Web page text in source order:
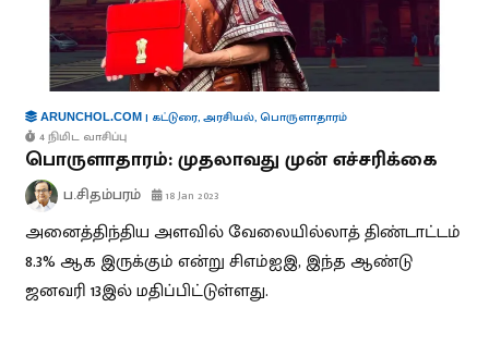
ARUNCHOL.COM | கட்டுரை,அரசியல்,பொருளாதாரம்
4 நிமிட வாசிப்பு
பொருளாதாரம்: முதலாவது முன் எச்சரிக்கை
ப.சிதம்பரம் 18 Jan 2023
அனைத்திந்திய அளவில் வேலையில்லாத் திண்டாட்டம்
8.3% ஆக இருக்கும் என்று சிஎம்ஐஇ, இந்த ஆண்டு
ஜனவரி 13இல் மதிப்பிட்டுள்ளது.